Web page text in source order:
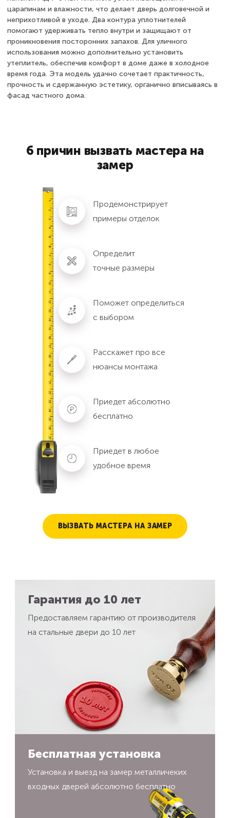
царапинам и влажности, что делает дверь долговечной и
неприхотливой в уходе. Два контура уплотнителей
помогают удерживать тепло внутри и защищают от
проникновения посторонних запахов. Для уличного
использования можно дополнительно установить
утеплитель, обеспечив комфорт в доме даже в холодное
время года. Эта модель удачно сочетает практичность,
прочность и сдержанную эстетику, органично вписываясь в
фасад частного дома.
6 причин вызвать мастера на
замер
Продемонстрирует
примеры отделок
Определит
точные размеры
Поможет определиться
с выбором
Расскажет про все
нюансы монтажа
Приедет абсолютно
бесплатно
Приедет в любое
удобное время
ВЫЗВАТЬ МАСТЕРА НА ЗАМЕР
Гарантия до 10 лет
Предоставляем гарантию от производителя
на стальные двери до 10 лет
Бесплатная установка
Установка и выезд на замер металличеких
входных дверей абсолютно бесплатно